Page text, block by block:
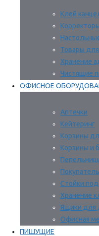
Клей
Товары
Хранение
Чистящие
ОФИСНОЕ
Аптечки
Кейтеринг
Корзины
Корзины и
Стойки
Хранение
Ящики для
Офисная
ПИШУЩИЕ